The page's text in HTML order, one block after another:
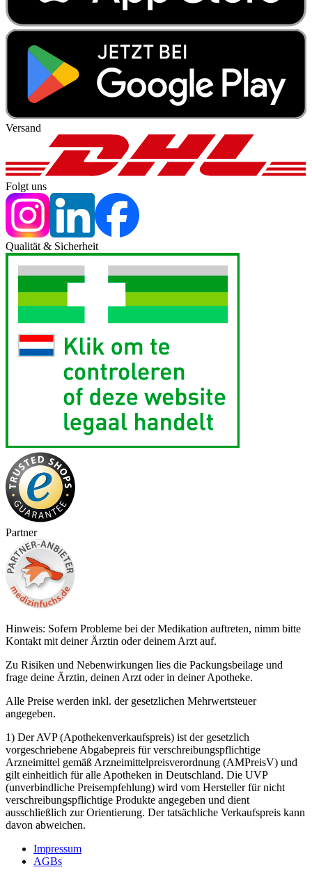
Versand
Folgt uns
Qualität & Sicherheit
Partner
Hinweis: Sofern Probleme bei der Medikation auftreten, nimm bitte
Kontakt mit deiner Ärztin oder deinem Arzt auf.
Zu Risiken und Nebenwirkungen lies die Packungsbeilage und
frage deine Ärztin, deinen Arzt oder in deiner Apotheke.
Alle Preise werden inkl. der gesetzlichen Mehrwertsteuer
angegeben.
1) Der AVP (Apothekenverkaufspreis) ist der gesetzlich
vorgeschriebene Abgabepreis für verschreibungspflichtige
Arzneimittel gemäß Arzneimittelpreisverordnung (AMPreisV) und
gilt einheitlich für alle Apotheken in Deutschland. Die UVP
(unverbindliche Preisempfehlung) wird vom Hersteller für nicht
verschreibungspflichtige Produkte angegeben und dient
ausschließlich zur Orientierung. Der tatsächliche Verkaufspreis kann
davon abweichen.
Impressum
AGBs